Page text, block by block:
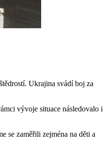
Ukrajina svádí boj za
vývoje situace následovalo i
se zaměřili zejména na děti a